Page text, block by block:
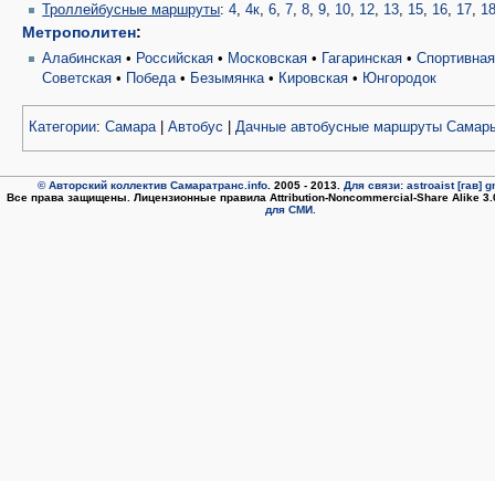
Троллейбусные маршруты:4,4к,6, 7,8,9, 10, 12, 13, 15, 16, 17,
Метрополитен:
Алабинская • Российская • Московская • Гагаринская •Спортивная
Советская • Победа • Безымянка • Кировская • Юнгородок
Категории: Самара| Автобус Дачные автобусные маршруты
© Авторский коллектив Самаратранс.info. 2005 - 2013. Для связи: astroaist [гав]
Все права защищены. Лицензионные правила Attribution-Noncommercial-Share Alike
для СМИ.